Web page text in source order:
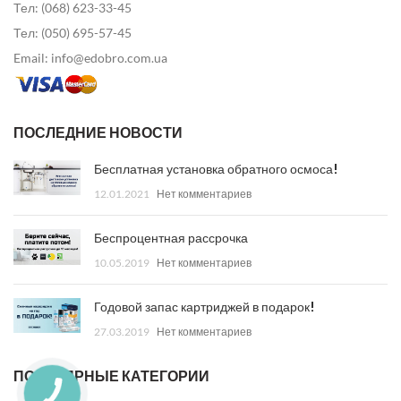
Тел: (068) 623-33-45
Тел: (050) 695-57-45
Email: info@edobro.com.ua
ПОСЛЕДНИЕ НОВОСТИ
Бесплатная установка обратного осмоса!
12.01.2021 Нет комментариев
Беспроцентная рассрочка
10.05.2019 Нет комментариев
Годовой запас картриджей в подарок!
27.03.2019 Нет комментариев
ПОПУЛЯРНЫЕ КАТЕГОРИИ